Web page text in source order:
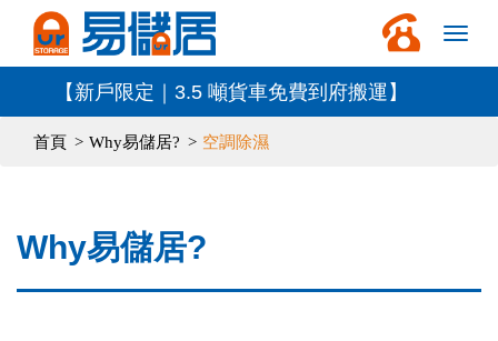
【新戶限定｜3.5 噸貨車免費到府搬運】
首頁 Why易儲居? 空調除濕
Why易儲居?